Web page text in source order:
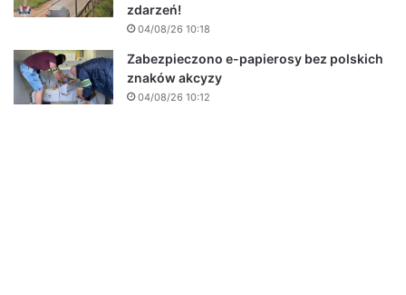
zdarzeń!
04/08/26 10:18
Zabezpieczono e-papierosy bez polskich
znaków akcyzy
04/08/26 10:12